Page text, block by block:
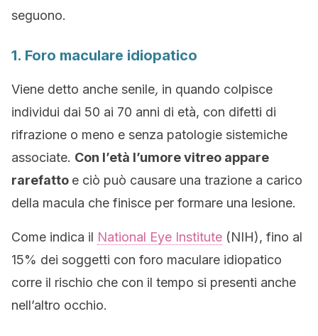
seguono.
1. Foro maculare idiopatico
Viene detto anche senile, in quando colpisce
individui dai 50 ai 70 anni di età, con difetti di
rifrazione o meno e senza patologie sistemiche
associate. Con l’età l’umore vitreo appare
rarefatto e ciò può causare una trazione a carico
della macula che finisce per formare una lesione.
Come indica il National Eye Institute (NIH), fino al
15% dei soggetti con foro maculare idiopatico
corre il rischio che con il tempo si presenti anche
nell’altro occhio.